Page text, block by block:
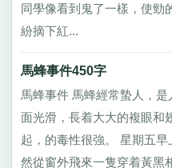
同學像看到鬼了一樣，使勁
紛摘下紅...
馬蜂事件450字
馬蜂事件 馬蜂經常蟄人，
面光滑，長着大大的複眼和
起，的毒性很強。 星期五
然從窗外飛來一隻穿着黃黑